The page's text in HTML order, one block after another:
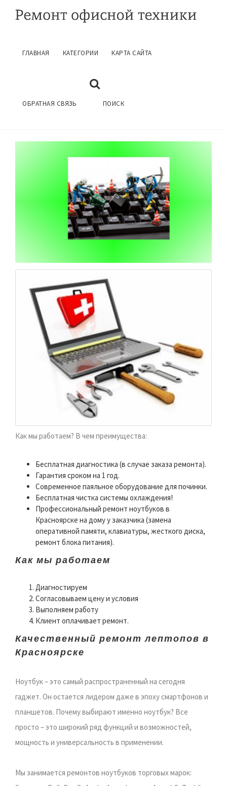
ГЛАВНАЯ КАТЕГОРИИ КАРТА САЙТА
ОБРАТНАЯ СВЯЗЬ ПОИСК
РЕМОНТ НОУТБУКА НА ДОМУ
ГЛАВНАЯ
Как мы работаем? В чем преимущества:
Бесплатная диагностика (в случае заказа ремонта).
Гарантия сроком на 1 год.
Современное паяльное оборудование для починки.
Бесплатная чистка системы охлаждения!
Профессиональный ремонт ноутбуков в
Красноярске на дому у заказчика (замена
оперативной памяти, клавиатуры, жесткого диска,
ремонт блока питания).
Как мы работаем
Диагностируем
Согласовываем цену и условия
Выполняем работу
Клиент оплачивает ремонт.
Качественный ремонт лептопов в
Красноярске
Ноутбук – это самый распространенный на сегодня
гаджет. Он остается лидером даже в эпоху смартфонов и
планшетов. Почему выбирают именно ноутбук? Все
просто – это широкий ряд функций и возможностей,
мощность и универсальность в применении.
Мы занимается ремонтов ноутбуков торговых марок: